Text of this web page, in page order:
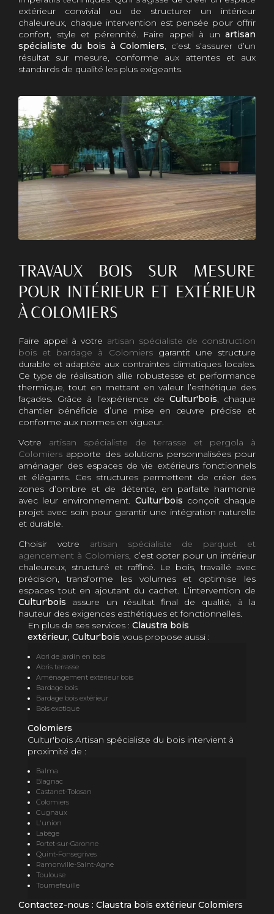
extérieur convivial ou de structurer un intérieur
chaleureux, chaque intervention est pensée pour offrir
confort, style et pérennité. Faire appel à un artisan
spécialiste du bois à Colomiers, c’est s’assurer d’un
résultat sur mesure, conforme aux attentes et aux
standards de qualité les plus exigeants.
TRAVAUX BOIS SUR MESURE
POUR INTÉRIEUR ET EXTÉRIEUR
À COLOMIERS
Faire appel à votre artisan spécialiste de construction
bois et bardage à Colomiersgarantit une structure
durable et adaptée aux contraintes climatiques locales.
Ce type de réalisation allie robustesse et performance
thermique, tout en mettant en valeur l’esthétique des
façades. Grâce à l’expérience de Cultur'bois, chaque
chantier bénéficie d’une mise en œuvre précise et
conforme aux normes en vigueur.
Votre artisan spécialiste de terrasse et pergola à
Colomiers apporte des solutions personnalisées pour
aménager des espaces de vie extérieurs fonctionnels
et élégants. Ces structures permettent de créer des
zones d’ombre et de détente, en parfaite harmonie
avec leur environnement. Cultur'bois conçoit chaque
projet avec soin pour garantir une intégration naturelle
et durable.
Choisir votre artisan spécialiste de parquet et
agencement à Colomiers, c’est opter pour un intérieur
chaleureux, structuré et raffiné. Le bois, travaillé avec
précision, transforme les volumes et optimise les
espaces tout en ajoutant du cachet. L’intervention de
Cultur'bois assure un résultat final de qualité, à la
hauteur des exigences esthétiques et fonctionnelles.
En plus de ses services : Claustra bois
extérieur, Cultur'bois vous propose aussi :
Abri de jardin en bois
Abris terrasse
Aménagement extérieur bois
Bardage bois
Bardage bois extérieur
Bois exotique
Colomiers
Cultur'bois Artisan spécialiste du bois intervient à
proximité de :
Balma
Blagnac
Castanet-Tolosan
Colomiers
Cugnaux
L'union
Labège
Portet-sur-Garonne
Quint-Fonsegrives
Ramonville-Saint-Agne
Toulouse
Tournefeuille
Contactez-nous : Claustra bois extérieur Colomiers